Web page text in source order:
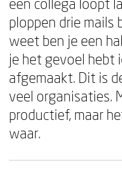
ploppen drie mails
weet ben je een
je het gevoel hebt
afgemaakt. Dit is
veel organisaties.
productief, maar
waar.